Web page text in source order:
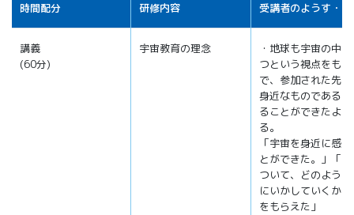
時間配分 研修内容 受講者のようす・感
講義
(60分)
宇宙教育の理念
・地球も宇宙の中
つという視点をも
で、参加された先
身近なものである
ることができたよ
る。
「宇宙を身近に感
とができた。」「
ついて、どのよう
にいかしていくか
をもらえた」